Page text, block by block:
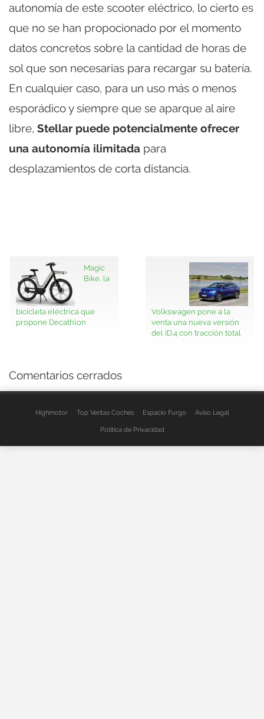
autonomía de este scooter eléctrico, lo cierto es
que no se han propocionado por el momento
datos concretos sobre la cantidad de horas de
sol que son necesarias para recargar su batería.
En cualquier caso, para un uso más o menos
esporádico y siempre que se aparque al aire
libre, Stellar puede potencialmente ofrecer
una autonomía ilimitada para
desplazamientos de corta distancia.
Magic
Bike, la
bicicleta eléctrica que
propone Decathlon
Volkswagen pone a la
venta una nueva versión
del ID.4 con tracción total
Comentarios cerrados
Highmotor Top Ventas Coches Espacio Furgo Aviso Legal
Política de Privacidad